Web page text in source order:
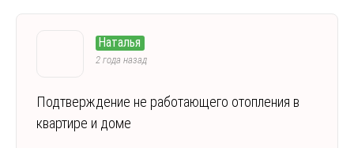
Наталья
2 года назад
Подтверждение не работающего отопления в
квартире и доме